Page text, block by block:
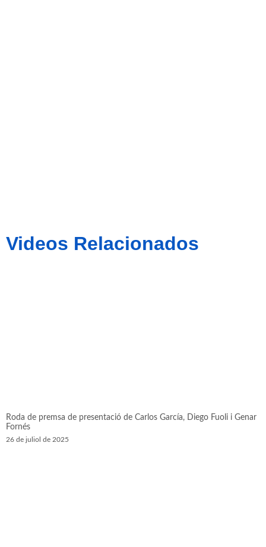
Videos Relacionados
Roda de premsa de presentació de Carlos García, Diego Fuoli i Genar
Fornés
26 de juliol de 2025